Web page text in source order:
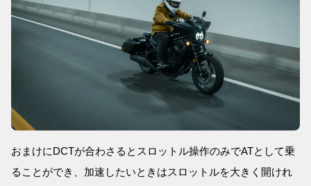
おまけにDCTが合わさるとスロットル操作のみでATとして乗
ることができ、加速したいときはスロットルを大きく開けれ